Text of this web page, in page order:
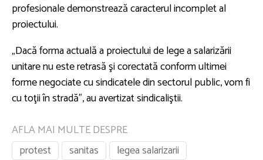
profesionale demonstrează caracterul incomplet al
proiectului.
„Dacă forma actuală a proiectului de lege a salarizării
unitare nu este retrasă şi corectată conform ultimei
forme negociate cu sindicatele din sectorul public, vom fi
cu toţii în stradă”, au avertizat sindicaliştii.
AFLA MAI MULTE DESPRE
protest
sanitas legea salarizarii